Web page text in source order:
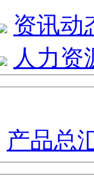
资讯动
人力资
产品总